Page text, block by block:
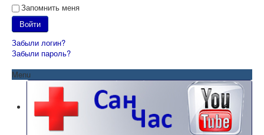
Запомнить меня
Войти
Забыли логин?
Забыли пароль?
Menu